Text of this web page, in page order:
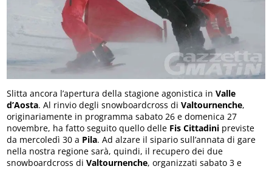
Slitta ancora l’apertura della stagione agonistica inValle
d’Aosta. Al rinvio degli snowboardcross diValtournenche,
originariamente in programma sabato 26 e domenica 27
novembre, ha fatto seguito quello delle Fis Cittadini previste
da mercoledì 30 a Pila. Ad alzare il sipario sull’annata di gare
nella nostra regione sarà, quindi, il recupero dei due
snowboardcross diValtournenche, organizzati sabato 3 e